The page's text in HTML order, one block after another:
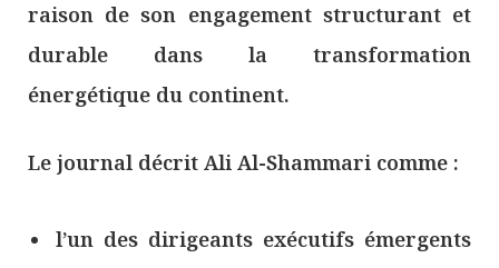
raison de son engagement structurant et
durable dans la transformation
énergétique du continent.
Le journal décrit Ali Al-Shammari comme :
l’un des dirigeants exécutifs émergents